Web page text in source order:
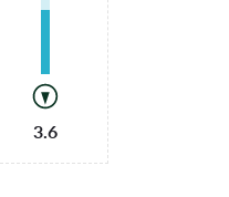
3.6